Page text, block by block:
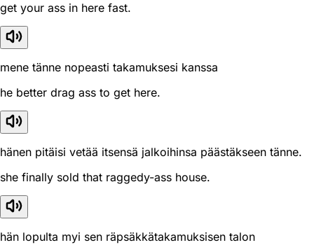
get your ass in here fast.
mene tänne nopeasti takamuksesi kanssa
he better drag ass to get here.
hänen pitäisi vetää itsensä jalkoihinsa päästäkseen tänne.
she finally sold that raggedy-ass house.
hän lopulta myi sen räpsäkkätakamuksisen talon